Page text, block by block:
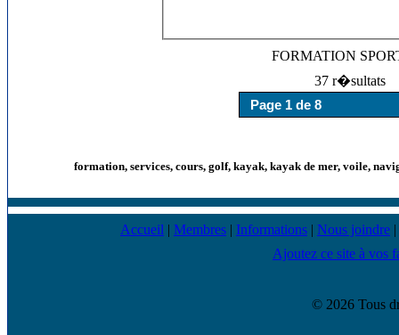
FORMATION
37 r�sultats
formation, services, cours, golf, kayak, kayak de mer, voile,
Accueil | Membres | Informations | Nous joindre |
Ajoutez ce site à vos
© 2026 Tous